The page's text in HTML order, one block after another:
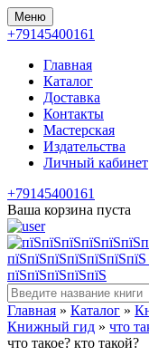
Меню
+79145400161
Главная
Каталог
Доставка
Контакты
Мастерская
Издательства
Личный кабинет
+79145400161
Ваша корзина пуста
Главная » Каталог »
Книжный гид » что
что такое? кто такой?